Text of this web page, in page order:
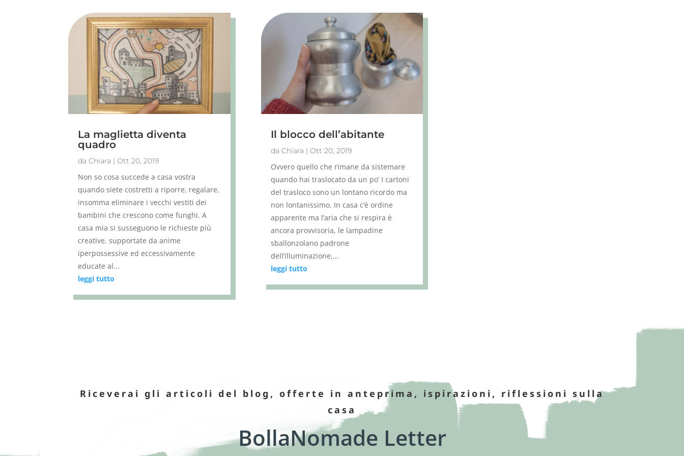
La maglietta diventa
quadro
daChiara |Ott 20, 2019
Non so cosa succede a casa vostra
quando siete costretti a riporre, regalare,
insomma eliminare i vecchi vestiti dei
bambini che crescono come funghi. A
casa mia si susseguono le richieste più
creative, supportate da anime
iperpossessive ed eccessivamente
educate al...
leggi tutto
Il blocco dell’abitante
da Chiara | Ott 20, 2019
Ovvero quello che rimane da sistemare
quando hai traslocato da un po’ I cartoni
del trasloco sono un lontano ricordo ma
non lontanissimo. In casa c’è ordine
apparente ma l’aria che si respira è
ancora provvisoria, le lampadine
sballonzolano padrone
dell’illuminazione,...
leggi tutto
Riceverai gli articoli del blog, offerte in anteprima, ispirazioni, riflessioni sulla
casa
BollaNomade Letter